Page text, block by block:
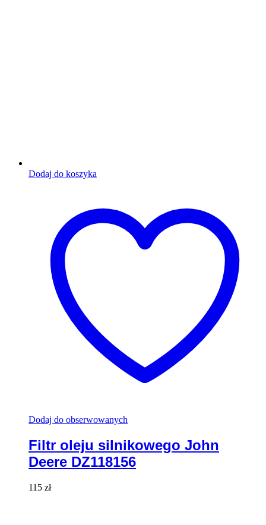
Dodaj do koszyka
Dodaj do obserwowanych
Filtr oleju silnikowego John
Deere DZ118156
115 zł